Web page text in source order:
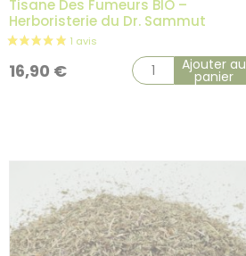
1 avis
Tisane Des Fumeurs BIO –
Herboristerie du Dr. Sammut
16,90 € Ajouter au
panier